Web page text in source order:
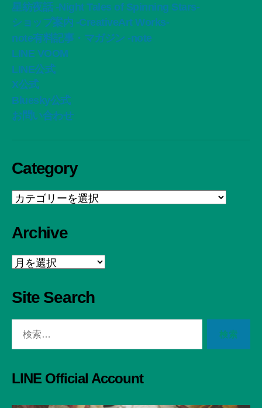
星紡夜話 -Night Tales of Spinning Stars-
ショップ案内 -CreativeArt Works-
note有料記事・マガジン -note
LINE VOOM
LINE公式
X公式
Bluesky公式
お問い合わせ
Category
Category
Archive
Archive
Site Search
LINE Official Account